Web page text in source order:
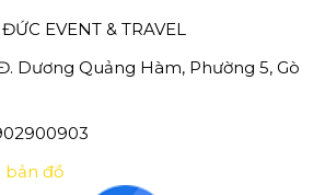
EVENT & TRAVEL
Dương Quảng Hàm, Phường 5, Gò
bản đồ